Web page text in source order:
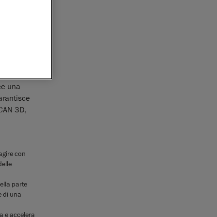
qualità
una
3D,
con
parte
di una
e accelera